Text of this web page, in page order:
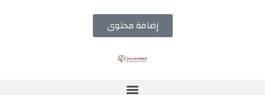
إضافة محتوى